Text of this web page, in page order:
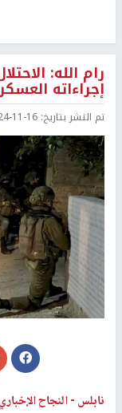
رام الله:
إجراءاته
تم النشر بتاريخ: 11-16 19:56
نابلس -النجاح